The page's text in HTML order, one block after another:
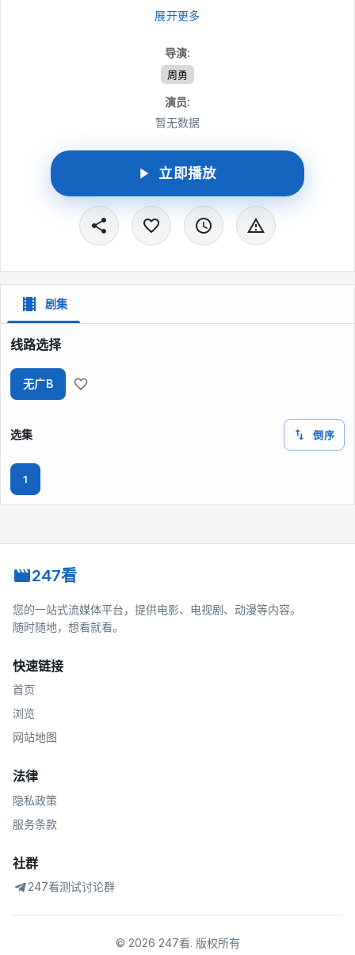
两年深入原始森林，将菌物放在叙事中心，从一平方米的细微生
境，到大地上如海洋般铺展的生命网络，再到菌物孕育万物的生态
多样奇幻的自然循环。
展开更多
导演:
周勇
演员:
暂无数据
立即播放
剧集
线路选择
无广B
选集 倒序
1
247看
您的一站式流媒体平台，提供电影、电视剧、动漫等内容。
随时随地，想看就看。
快速链接
首页
浏览
网站地图
法律
隐私政策
服务条款
社群
247看测试讨论群
© 2026 247看. 版权所有